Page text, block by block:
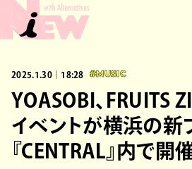
2025.1.30｜18:28 #MUSIC
YOASOBI、FRUITS
イベントが横浜の新
『CENTRAL』内で開